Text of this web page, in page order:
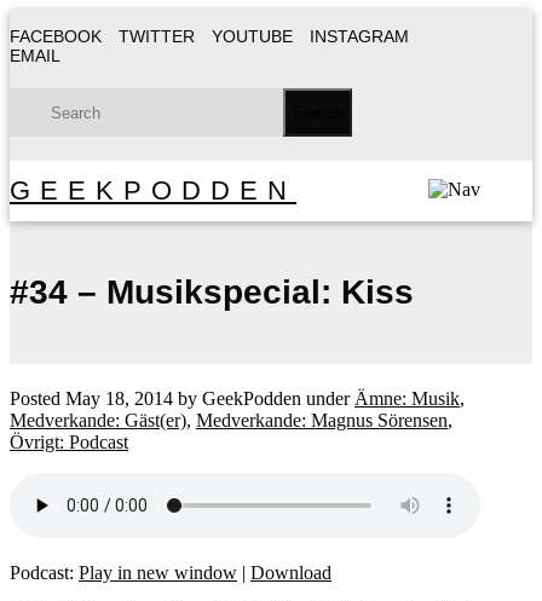
FACEBOOK TWITTER YOUTUBE
INSTAGRAM
EMAIL
GEEKPODDEN
#34 – Musikspecial: Kiss
Posted May 18, 2014 by GeekPodden under Ämne: Musik,
Medverkande: Gäst(er), Medverkande: Magnus Sörensen,
Övrigt: Podcast
Podcast: Play in new window | Download